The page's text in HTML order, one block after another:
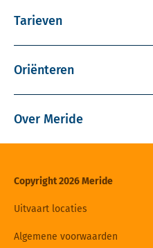
Tarieven
Oriënteren
Over Meride
Copyright 2026 Meride
Uitvaart locaties
Algemene voorwaarden